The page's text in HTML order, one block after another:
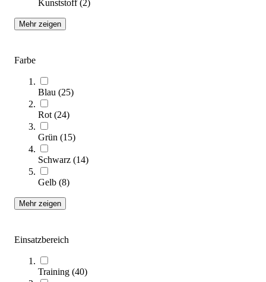
Kunststoff(2)
Mehr zeigen
Farbe
Blau (25)
Rot (24)
Grün (15)
Schwarz (14)
Gelb (8)
Mehr zeigen
Einsatzbereich
Training (40)
ab 219,00 €
Zum Produkt
Varianten zur Auswahl
Nur wenige auf Lager
TOGU® Jumper Pro
249,95 €